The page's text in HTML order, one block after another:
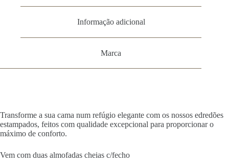
Informação adicional
Marca
Transforme a sua cama num refúgio elegante com os nossos edredões
estampados, feitos com qualidade excepcional para proporcionar o
máximo de conforto.
Vem com duas almofadas cheias c/fecho